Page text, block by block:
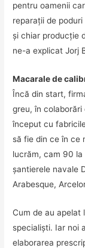
pentru oamenii
reparaţii de
şi chiar producţie
ne-a explicat Jorj
Macarale de
Încă din start,
greu, în colaborări
început cu
să fie din ce în ce
lucrăm, cam 90
şantierele navale
Arabesque,
Cum de au apelat
specialişti. Iar noi
elaborarea